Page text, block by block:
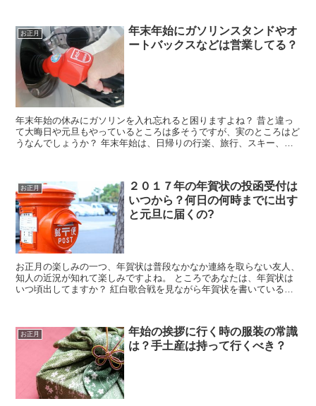
お正月
年末年始にガソリンスタンドやオ
ートバックスなどは営業してる？
年末年始の休みにガソリンを入れ忘れると困りますよね？ 昔と違っ
て大晦日や元旦もやっているところは多そうですが、実のところはど
うなんでしょうか？ 年末年始は、日帰りの行楽、旅行、スキー、実
お正月
２０１７年の年賀状の投函受付は
いつから？何日の何時までに出す
と元旦に届くの?
お正月の楽しみの一つ、年賀状は普段なかなか連絡を取らない友人、
知人の近況が知れて楽しみですよね。 ところであなたは、年賀状は
いつ頃出してますか？ 紅白歌合戦を見ながら年賀状を書いている、
お正月
年始の挨拶に行く時の服装の常識
は？手土産は持って行くべき？